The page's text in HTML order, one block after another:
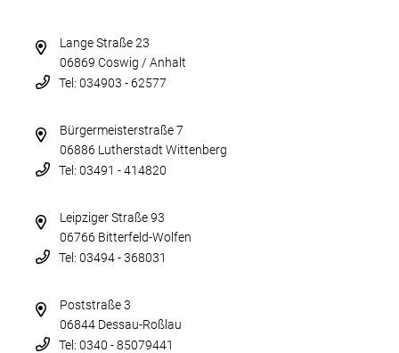
Lange Straße 23
06869 Coswig / Anhalt
Tel: 034903 - 62577
Bürgermeisterstraße 7
06886 Lutherstadt Wittenberg
Tel: 03491 - 414820
Leipziger Straße 93
06766 Bitterfeld-Wolfen
Tel: 03494 - 368031
Poststraße 3
06844 Dessau-Roßlau
Tel: 0340 - 85079441